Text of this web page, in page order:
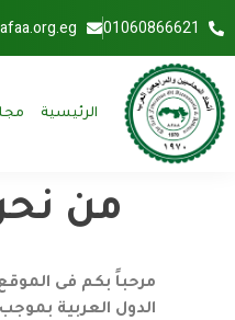
01060866621
الرئيسية
من
مرحباً بكم فى
الدول العربية بموجب